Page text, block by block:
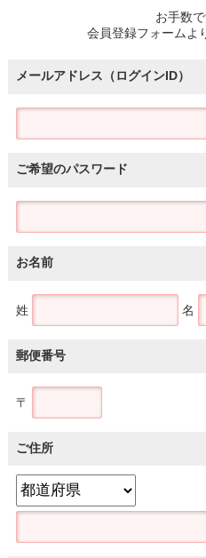
お手数で
会員登録フォームよ
メールアドレス（ログインID）
ご希望のパスワード
お名前
姓 名
郵便番号
〒
ご住所